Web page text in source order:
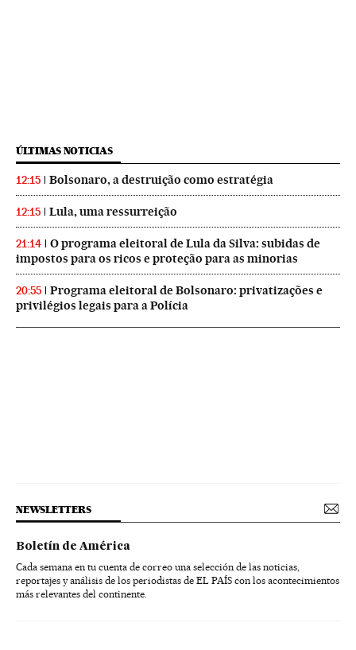
ÚLTIMAS NOTICIAS
12:15 Bolsonaro, a destruição como estratégia
12:15 Lula, uma ressurreição
21:14
O programa eleitoral de Lula da Silva: subidas de
impostos para os ricos e proteção para as minorias
20:55
Programa eleitoral de Bolsonaro: privatizações e
privilégios legais para a Polícia
NEWSLETTERS
Boletín de América
Cada semana en tu cuenta de correo una selección de las noticias,
reportajes y análisis de los periodistas de EL PAÍS con los acontecimientos
más relevantes del continente.